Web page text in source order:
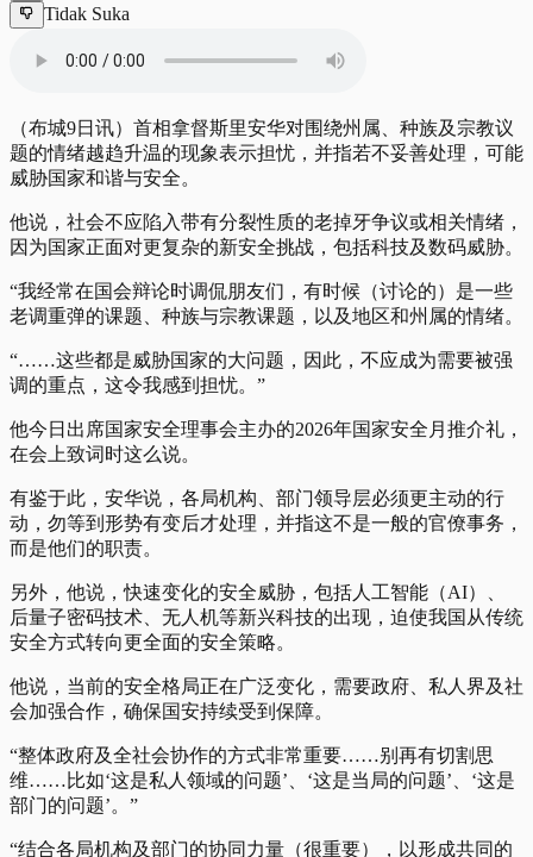
Tidak Suka
（布城9日讯）首相拿督斯里安华对围绕州属、种族及宗教议
题的情绪越趋升温的现象表示担忧，并指若不妥善处理，可能
威胁国家和谐与安全。
他说，社会不应陷入带有分裂性质的老掉牙争议或相关情绪，
因为国家正面对更复杂的新安全挑战，包括科技及数码威胁。
“我经常在国会辩论时调侃朋友们，有时候（讨论的）是一些
老调重弹的课题、种族与宗教课题，以及地区和州属的情绪。
“……这些都是威胁国家的大问题，因此，不应成为需要被强
调的重点，这令我感到担忧。”
他今日出席国家安全理事会主办的2026年国家安全月推介礼，
在会上致词时这么说。
有鉴于此，安华说，各局机构、部门领导层必须更主动的行
动，勿等到形势有变后才处理，并指这不是一般的官僚事务，
而是他们的职责。
另外，他说，快速变化的安全威胁，包括人工智能（AI）、
后量子密码技术、无人机等新兴科技的出现，迫使我国从传统
安全方式转向更全面的安全策略。
他说，当前的安全格局正在广泛变化，需要政府、私人界及社
会加强合作，确保国安持续受到保障。
“整体政府及全社会协作的方式非常重要……别再有切割思
维……比如‘这是私人领域的问题’、‘这是当局的问题’、‘这是
部门的问题’。”
“结合各局机构及部门的协同力量（很重要），以形成共同的